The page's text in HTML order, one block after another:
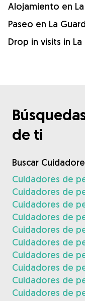
Alojamiento en
Paseo en La
Drop in visits in
de ti
Buscar
Cuidadores de
Cuidadores de
Cuidadores de
Cuidadores de
Cuidadores de
Cuidadores de
Cuidadores de
Cuidadores de
Cuidadores de
Cuidadores de